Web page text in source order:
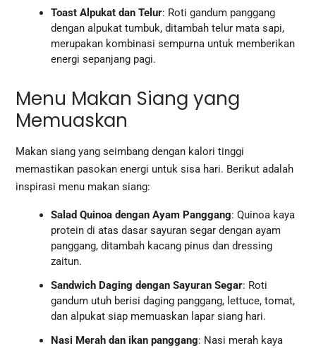
Toast Alpukat dan Telur: Roti gandum panggang
dengan alpukat tumbuk, ditambah telur mata sapi,
merupakan kombinasi sempurna untuk memberikan
energi sepanjang pagi.
Menu Makan Siang yang
Memuaskan
Makan siang yang seimbang dengan kalori tinggi
memastikan pasokan energi untuk sisa hari. Berikut adalah
inspirasi menu makan siang:
Salad Quinoa dengan Ayam Panggang: Quinoa kaya
protein di atas dasar sayuran segar dengan ayam
panggang, ditambah kacang pinus dan dressing
zaitun.
Sandwich Daging dengan Sayuran Segar: Roti
gandum utuh berisi daging panggang, lettuce, tomat,
dan alpukat siap memuaskan lapar siang hari.
Nasi Merah dan ikan panggang: Nasi merah kaya